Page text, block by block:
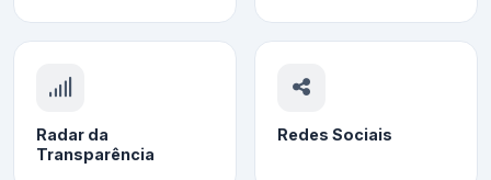
Radar da
Transparência
Redes Sociais